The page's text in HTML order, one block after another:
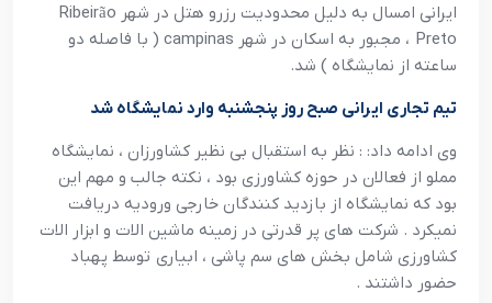
ايراني امسال به دليل محدوديت رزرو هتل در شهر Ribeirão
Preto ، مجبور به اسکان در شهر campinas ( با فاصله دو
ساعته از نمايشگاه ) شد.
تيم تجاري ايراني صبح روز پنجشنبه وارد نمايشگاه شد
وي ادامه داد: : نظر به استقبال بي نظير کشاورزان ، نمايشگاه
مملو از فعالان در حوزه کشاورزي بود ، نکته جالب و مهم اين
بود که نمايشگاه از بازديد کنندگان خارجي وروديه دريافت
نميکرد . شرکت هاي پر قدرتي در زمينه ماشين الات و ابزار الات
کشاورزي شامل بخش هاي سم پاشي ، ابياري توسط پهباد
حضور داشتند .